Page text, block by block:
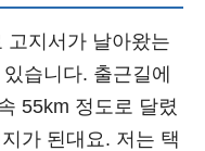
고지서가 날아왔는
습니다. 출근길에
55km 정도로 달렸
가 된대요. 저는 택